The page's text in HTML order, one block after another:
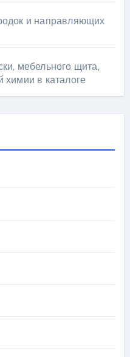
и направляющих
мебельного щита,
в каталоге